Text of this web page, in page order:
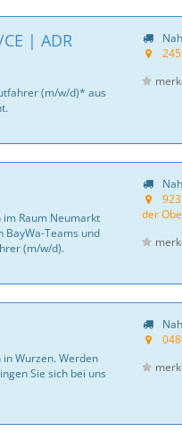
| ADR
(m/w/d)* aus
Raum Neumarkt
BayWa-Teams und
(m/w/d).
der
Wurzen. Werden
Sie sich bei uns